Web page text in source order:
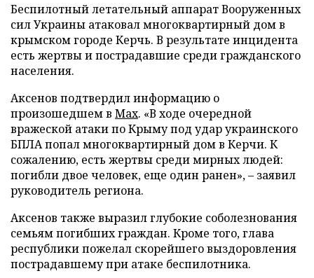
Беспилотный летательный аппарат Вооруженных
сил Украины атаковал многоквартирный дом в
крымском городе Керчь. В результате инцидента
есть жертвы и пострадавшие среди гражданского
населения.
Аксенов подтвердил информацию о
произошедшем в Мах. «В ходе очередной
вражеской атаки по Крыму под удар украинского
БПЛА попал многоквартирный дом в Керчи. К
сожалению, есть жертвы среди мирных людей:
погибли двое человек, еще один ранен», – заявил
руководитель региона.
Аксенов также выразил глубокие соболезнования
семьям погибших граждан. Кроме того, глава
республики пожелал скорейшего выздоровления
пострадавшему при атаке беспилотника.